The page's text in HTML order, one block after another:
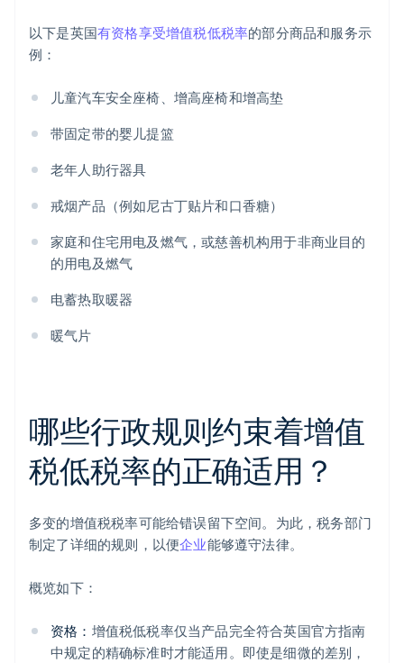
以下是英国有资格享受增值税低税率的部分商品和服务示
例：
儿童汽车安全座椅、增高座椅和增高垫
带固定带的婴儿提篮
老年人助行器具
戒烟产品（例如尼古丁贴片和口香糖）
家庭和住宅用电及燃气，或慈善机构用于非商业目的
的用电及燃气
电蓄热取暖器
暖气片
哪些行政规则约束着增值
税低税率的正确适用？
多变的增值税税率可能给错误留下空间。为此，税务部门
制定了详细的规则，以便企业能够遵守法律。
概览如下：
资格： 增值税低税率仅当产品完全符合英国官方指南
中规定的精确标准时才能适用。即使是细微的差别，